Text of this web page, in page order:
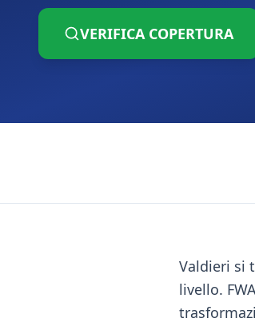
VERIFICA COPERTURA
Valdieri si
livello.